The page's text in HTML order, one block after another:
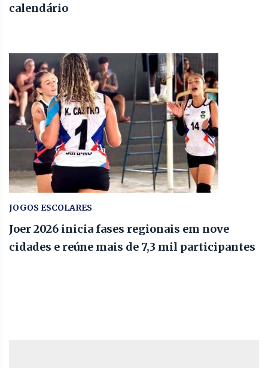
calendário
JOGOS ESCOLARES
Joer 2026 inicia fases regionais em nove
cidades e reúne mais de 7,3 mil participantes